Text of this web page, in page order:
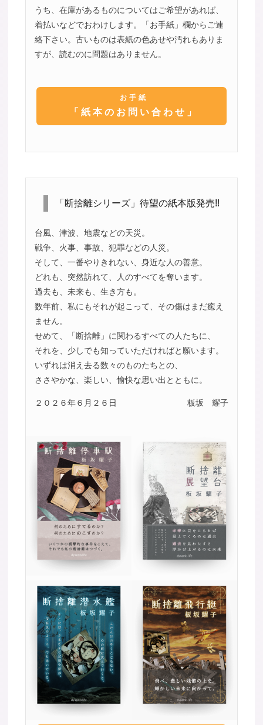
うち、在庫があるものについてはご希望があれば、
着払いなどでおわけします。「お手紙」欄からご連
絡下さい。古いものは表紙の色あせや汚れもありま
すが、読むのに問題はありません。
お手紙
「紙本のお問い合わせ」
「断捨離シリーズ」待望の紙本版発売!!
台風、津波、地震などの天災。
戦争、火事、事故、犯罪などの人災。
そして、一番やりきれない、身近な人の善意。
どれも、突然訪れて、人のすべてを奪います。
過去も、未来も、生き方も。
数年前、私にもそれが起こって、その傷はまだ癒え
ません。
せめて、「断捨離」に関わるすべての人たちに、
それを、少しでも知っていただければと願います。
いずれは消え去る数々のものたちとの、
ささやかな、楽しい、愉快な思い出とともに。
２０２６年６月２６日 板坂 耀子